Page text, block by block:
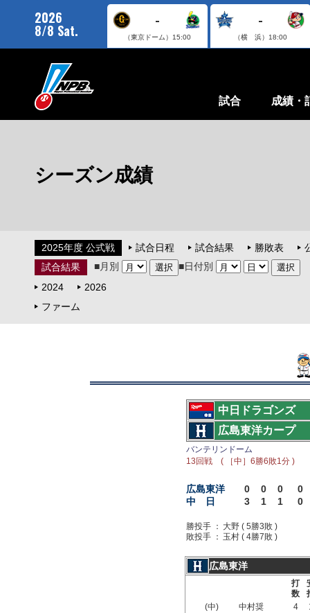
2026
8/8 Sat.
-
（東京ドーム） 15:00
-
（横 浜） 18:00
試合 成績・
シーズン成績
2025年度 公式戦 試合日程 試合結果 勝敗表
試合結果
■月別
■日付別
2024
2026
ファーム
中日ドラゴンズ
広島東洋カープ
バンテリンドーム
13回戦 ( ［中］6勝6敗1分 )
広島東洋 0 0 0
0
中 日
3 1 1 0
勝投手 ： 大野 ( 5勝3敗 )
敗投手 ： 玉村 ( 4勝7敗 )
広島東洋
打
数
(中)
中村奨 4